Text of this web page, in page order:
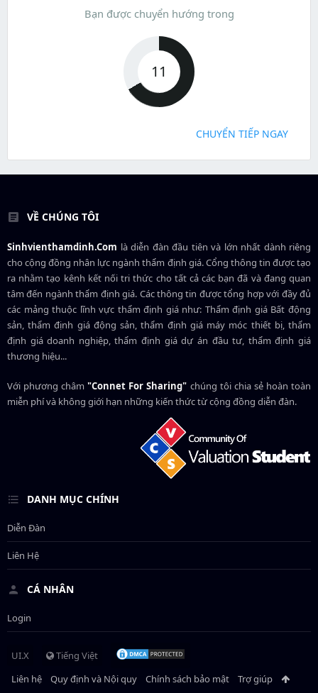
Bạn được chuyển hướng trong
11
CHUYỂN TIẾP NGAY
VỀ CHÚNG TÔI
Sinhvienthamdinh.Com là diễn đàn đầu tiên và lớn nhất dành riêng
cho cộng đồng nhân lực ngànhthẩm định giá. Cổng thông tin được tạo
ra nhằm tạo kênh kết nối tri thức cho tất cả các bạn đã và đang quan
tâm đến ngành thẩm định giá. Các thông tin được tổng hợp với đầy đủ
các mảng thuộc lĩnh vực thẩm định giá như: Thẩm định giá Bất động
sản, thẩm định giá động sản, thẩm định giá máy móc thiết bị, thẩm
định giá doanh nghiệp, thẩm định giá dự án đầu tư, thẩm định giá
thương hiệu...
Với phương châm"Connet For Sharing" chúng tôi chia sẻ hoàn toàn
miễn phí và không giới hạn những kiến thức từ cộng đồng diễn đàn.
DANH MỤC CHÍNH
Diễn Đàn
Liên Hệ
CÁ NHÂN
Login
UI.X
Tiếng Việt
Liên hệ
Quy định và Nội quy Chính sách bảo mật Trợ giúp